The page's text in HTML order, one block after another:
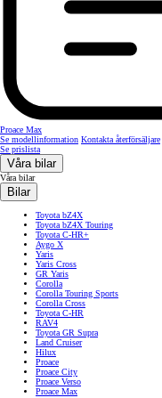
Proace Max
Se modellinformation Kontakta återförsäljare
Se prislista
Våra bilar
Våra bilar
Bilar
Toyota bZ4X
Toyota bZ4X Touring
Toyota C-HR+
Aygo X
Yaris
Yaris Cross
GR Yaris
Corolla
Corolla Touring Sports
Corolla Cross
Toyota C-HR
RAV4
Toyota GR Supra
Land Cruiser
Hilux
Proace
Proace City
Proace Verso
Proace Max